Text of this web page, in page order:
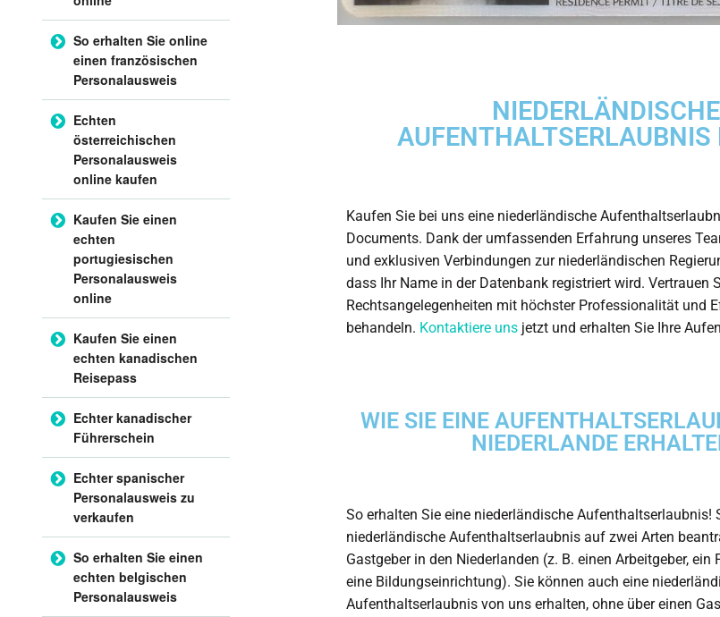
NIEDERLÄNDISCHE
AUFENTHALTSERLAUBNIS
Kaufen Sie bei uns eine niederländische
Documents. Dank der umfassenden Erfahrung unseres
und exklusiven Verbindungen zur niederländischen
dass Ihr Name in der Datenbank registriert wird. Vertrauen
Rechtsangelegenheiten mit höchster Professionalität und
behandeln. Kontaktiere uns jetzt und erhalten Sie Ihre
WIE SIE EINE
NIEDERLANDE
So erhalten Sie eine niederländische Aufenthaltserlaubnis!
niederländische Aufenthaltserlaubnis auf zwei Arten
Gastgeber in den Niederlanden (z. B. einen Arbeitgeber,
eine Bildungseinrichtung). Sie können auch eine
Aufenthaltserlaubnis von uns erhalten, ohne über einen
So erhalten Sie online
einen französischen
Personalausweis
Echten
österreichischen
Personalausweis
online kaufen
Kaufen Sie einen
echten
portugiesischen
Personalausweis
online
Kaufen Sie einen
echten kanadischen
Reisepass
Echter kanadischer
Führerschein
Echter spanischer
Personalausweis zu
verkaufen
So erhalten Sie einen
echten belgischen
Personalausweis